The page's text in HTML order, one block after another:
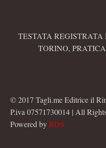
TESTATA
TORINO,
© 2017 Tagli.me Editrice il
P.iva 07571730014 | All
Powered byBDS